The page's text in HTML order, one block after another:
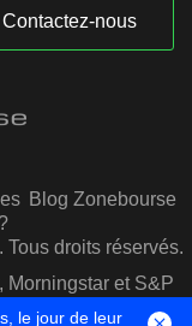
Contactez-nous
Blog Zonebourse
droits réservés.
Morningstar et S&P
le jour de leur